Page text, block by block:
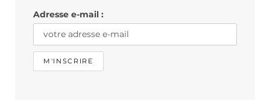
m
Adresse e-mail :